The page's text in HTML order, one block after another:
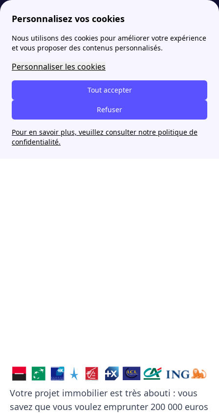
Personnalisez vos cookies
Nous utilisons des cookies pour améliorer votre expérience
et vous proposer des contenus personnalisés.
Personnaliser les cookies
Tout accepter
Refuser
Pour en savoir plus, veuillez consulter notre politique de
confidentialité.
papernest Offre de prêt Emprunter 200 000 euros sur 15 ans en 2022 : tous nos conseils
Emprunter 200 000 euros
sur 15 ans en 2022 : tous
nos conseils
Votre projet immobilier est très abouti : vous
savez que vous voulez emprunter 200 000 euros